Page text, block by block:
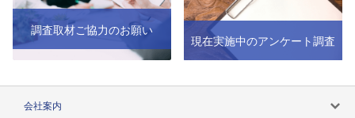
調査取材ご協力のお願い
現在実施中のアンケート調査
会社案内